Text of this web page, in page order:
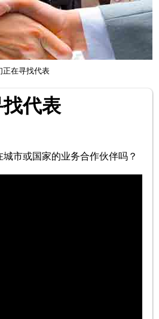
正在寻找代表
代表
市或国家的业务合作伙伴吗？